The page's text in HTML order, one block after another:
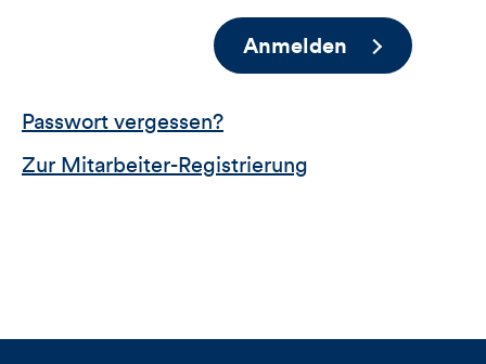
Anmelden
Passwort vergessen?
Zur Mitarbeiter-Registrierung